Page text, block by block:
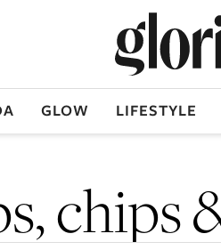
GLOW LIFESTYLE
chips